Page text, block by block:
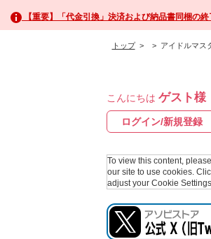
ASOBI CHANNEL TOP
アイドルマスター
アイドルマスター シンデレラガー
アイドルマスター ミリオンライブ
プロジェクトアイマス ヴイアライヴ
テイルズ オブ シリーズ
トイ・ホビー
【重要】「代金引換」決済および納品書同梱の
トップ> > アイドルマス
こんにちは ゲスト様
ログイン/新規登録
To view this content,
our site to use cookies.
adjust your Cookie Settings.